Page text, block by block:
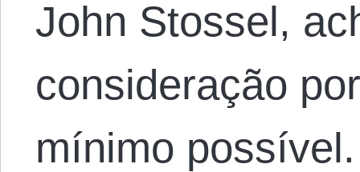
John Stossel,
consideração
mínimo